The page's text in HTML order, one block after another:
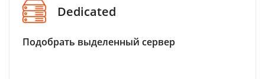
Dedicated
Подобрать выделенный сервер